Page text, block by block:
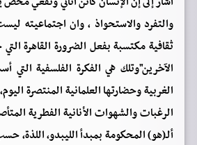
والتفرد والاستحواذ ، وان اجتماعيته
ثقافية مكتسبة بفعل الضرورة القاهرة
الآخرين"وتلك هي الفكرة الفلسفية
الغربية وحضارتها العلمانية المنتصرة
الرغبات والشهوات الأنانية الفطرية
ألـ(هو) المحكومة بمبدأ الليبدو, اللذة,